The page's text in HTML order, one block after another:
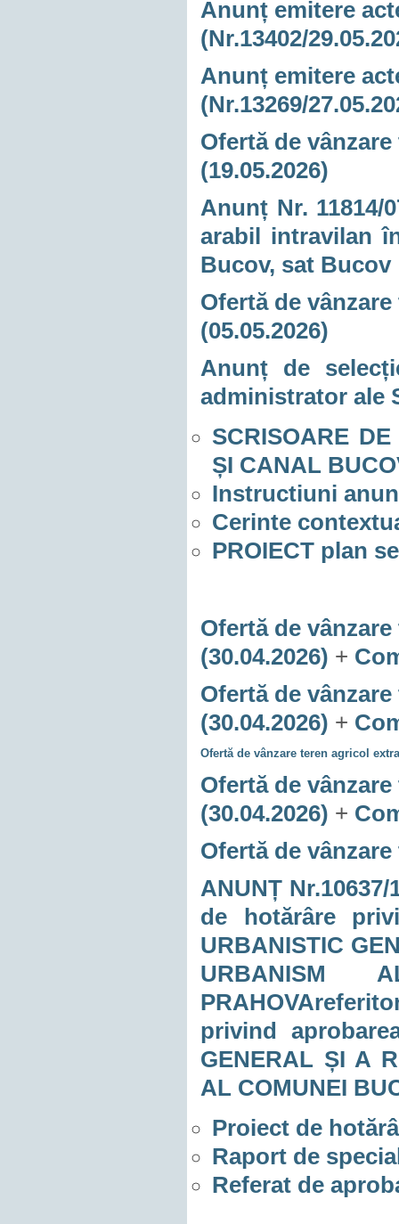
Anunț emitere
(Nr.13402/
Anunț emitere
(Nr.13269/
Ofertă de
(19.05.2026)
Anunț Nr. 11814/
arabil intravilan
Bucov, sat Bucov
Ofertă de
(05.05.2026)
Anunț de
administrator ale
SCRISOARE
ȘI CANAL
Instructiuni
Cerinte
PROIECT plan
Ofertă de
(30.04.2026) +
Ofertă de
(30.04.2026) +
Ofertă de vânzare teren agricol
Ofertă de
(30.04.2026) +
Ofertă de
ANUNȚ
de hotărâre
URBANISTIC
URBANISM
privind
GENERAL ȘI A
AL COMUNEI
Proiect de
Raport de
Referat de